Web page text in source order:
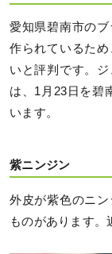
愛知県碧南市の
作られているた
いと評判です。
は、1月23日を碧
います。
紫ニンジン
外皮が紫色のニ
ものがあります。